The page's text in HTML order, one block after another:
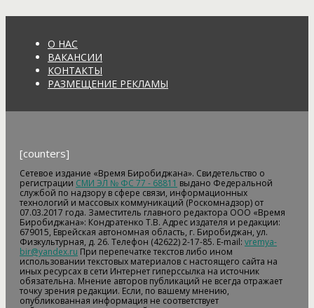
О НАС
ВАКАНСИИ
КОНТАКТЫ
РАЗМЕЩЕНИЕ РЕКЛАМЫ
[counters]
Сетевое издание «Время Биробиджана». Свидетельство о
регистрации СМИ ЭЛ № ФС 77 - 68811 выдано Федеральной
службой по надзору в сфере связи, информационных
технологий и массовых коммуникаций (Роскомнадзор) от
07.03.2017 года. Заместитель главного редактора ООО «Время
Биробиджана»: Кондратенко Т.В. Адрес издателя и редакции:
679015, Еврейская автономная область, г. Биробиджан, ул.
Физкультурная, д. 26. Телефон (42622) 2-17-85. E-mail: vremya-
bir@yandex.ru При перепечатке текстов либо ином
использовании текстовых материалов с настоящего сайта на
иных ресурсах в сети Интернет гиперссылка на источник
обязательна. Мнение авторов публикаций не всегда отражает
точку зрения редакции. Если, по вашему мнению,
опубликованная информация не соответствует